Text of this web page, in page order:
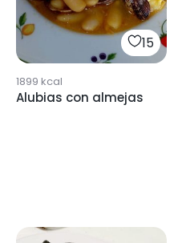
15
1899 kcal
Alubias con almejas